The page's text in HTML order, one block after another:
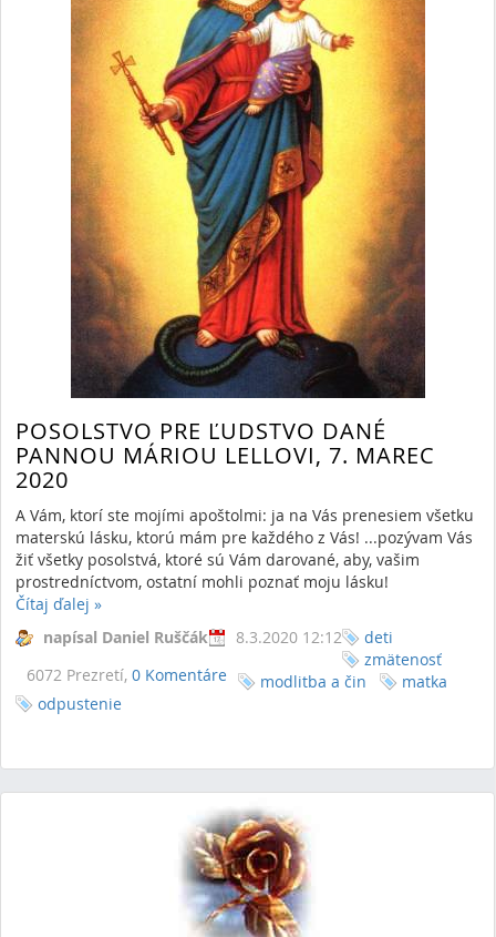
POSOLSTVO PRE ĽUDSTVO DANÉ
PANNOU MÁRIOU LELLOVI, 7. MAREC
2020
A Vám, ktorí ste mojími apoštolmi: ja na Vás prenesiem všetku
materskú lásku, ktorú mám pre každého z Vás! ...pozývam Vás
žiť všetky posolstvá, ktoré sú Vám darované, aby, vašim
prostredníctvom, ostatní mohli poznať moju lásku!
Čítaj ďalej »
napísal Daniel Ruščák
8.3.2020 12:12
6072 Prezretí, 0 Komentáre
deti
zmätenosť
modlitba a čin
matka
odpustenie